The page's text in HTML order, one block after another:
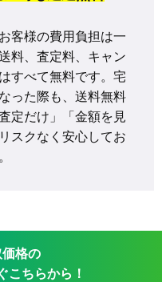
客様の費用負担は一
料、査定料、キャン
すべて無料です。宅
った際も、送料無料
定だけ」「金額を見
スクなく安心してお
価格の
こちらから！